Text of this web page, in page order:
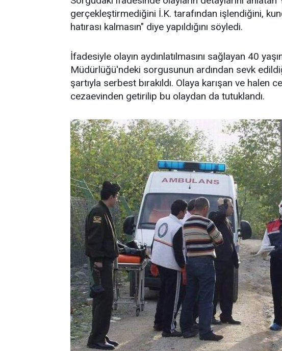
gerçekleştirmediğini İ.K. tarafından işlendiğini,
hatırası kalmasın" diye yapıldığını söyledi.
İfadesiyle olayın aydınlatılmasını sağlayan 40
Müdürlüğü'ndeki sorgusunun ardından sevk
şartıyla serbest bırakıldı. Olaya karışan ve halen
cezaevinden getirilip bu olaydan da tutuklandı.